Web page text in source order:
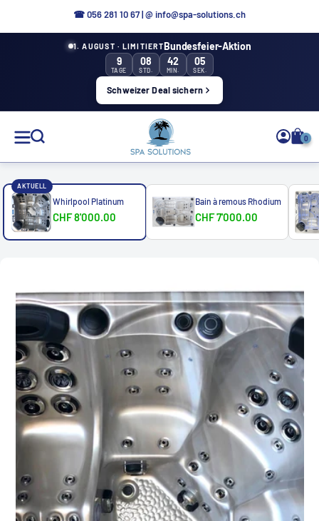
☎ 056 281 10 67|@ info@spa-solutions.ch
1. AUGUST · LIMITIERTBundesfeier-Aktion
9
TAGE
08
STD.
42
MIN.
02
SEK.
Schweizer Deal sichern
Solutions
de
0
AKTUELL
Whirlpool Platinum
CHF 8'000.00
Bain à remous Rhodium
CHF 7'000.00